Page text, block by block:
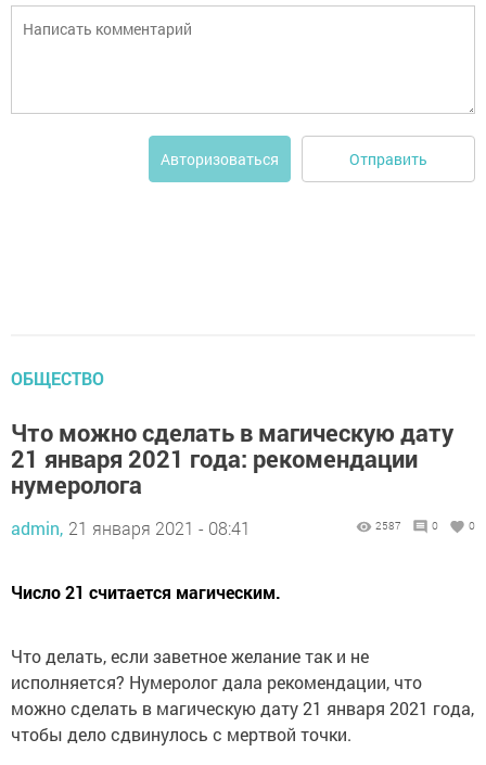
Авторизоваться Отправить
ОБЩЕСТВО
Что можно сделать в магическую дату
21 января 2021 года: рекомендации
нумеролога
admin, 21 января 2021 - 08:41 2587 0 0
Число 21 считается магическим.
Что делать, если заветное желание так и не
исполняется? Нумеролог дала рекомендации, что
можно сделать в магическую дату 21 января 2021 года,
чтобы дело сдвинулось с мертвой точки.